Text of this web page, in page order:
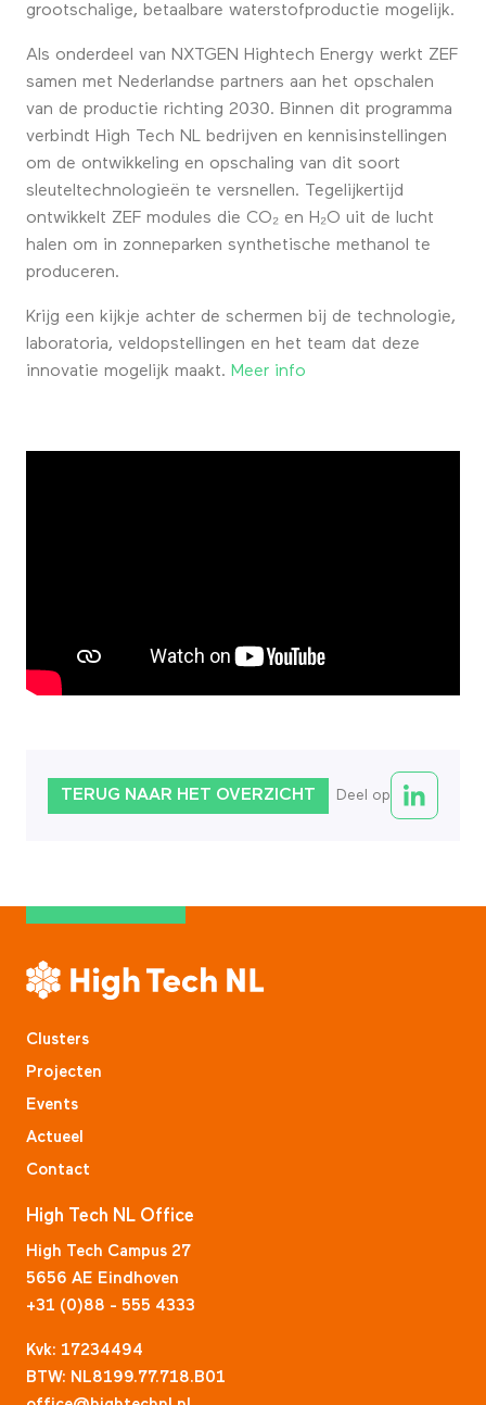
grootschalige, betaalbare waterstofproductie mogelijk.
Als onderdeel van NXTGEN Hightech Energy werkt ZEF
samen met Nederlandse partners aan het opschalen
van de productie richting 2030. Binnen dit programma
verbindt High Tech NL bedrijven en kennisinstellingen
om de ontwikkeling en opschaling van dit soort
sleuteltechnologieën te versnellen. Tegelijkertijd
ontwikkelt ZEF modules die CO₂ en H₂O uit de lucht
halen om in zonneparken synthetische methanol te
produceren.
Krijg een kijkje achter de schermen bij de technologie,
laboratoria, veldopstellingen en het team dat deze
innovatie mogelijk maakt. Meer info
TERUG NAAR HET OVERZICHT Deel op
Clusters
Projecten
Events
Actueel
Contact
High Tech NL Office
High Tech Campus 27
5656 AE Eindhoven
+31 (0)88 - 555 4333
Kvk: 17234494
BTW: NL8199.77.718.B01